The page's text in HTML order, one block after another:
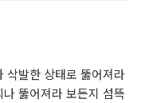
삭발한 상태로 뚫어져라
뚫어져라 보든지 섬뜩